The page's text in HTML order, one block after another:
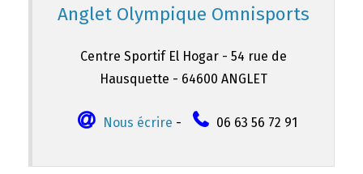
Anglet Olympique Omnisports
Centre Sportif El Hogar - 54 rue de
Hausquette - 64600 ANGLET
Nous écrire - 06 63 56 72 91